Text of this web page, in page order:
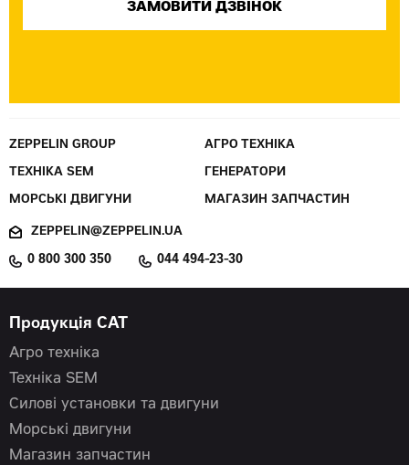
ZEPPELIN GROUP АГРО ТЕХНІКА
ТЕХНІКА SEM ГЕНЕРАТОРИ
МОРСЬКІ ДВИГУНИ МАГАЗИН ЗАПЧАСТИН
ZEPPELIN@ZEPPELIN.UA
0 800 300 350 044 494-23-30
Продукція CAT
Агро техніка
Техніка SEM
Силові установки та двигуни
Морські двигуни
Магазин запчастин